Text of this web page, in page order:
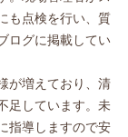
も点検を行い、質
ログに掲載してい
が増えており、清
足しています。未
指導しますので安